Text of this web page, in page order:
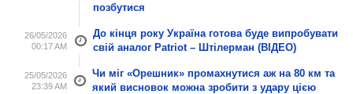
позбутися
26/05/2026
00:17 AM
До кінця року Україна готова буде випробувати
свій аналог Patriot – Штілерман (ВІДЕО)
25/05/2026
23:39 AM
Чи міг «Орешник» промахнутися аж на 80 км та
який висновок можна зробити з удару цією